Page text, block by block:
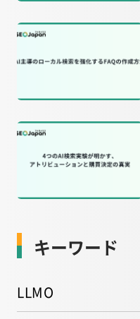
キーワード
LLMO